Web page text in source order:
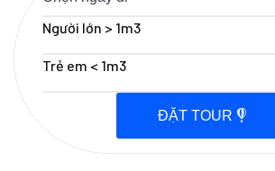
Người lớn > 1m3
Trẻ em < 1m3
ĐẶT TOUR